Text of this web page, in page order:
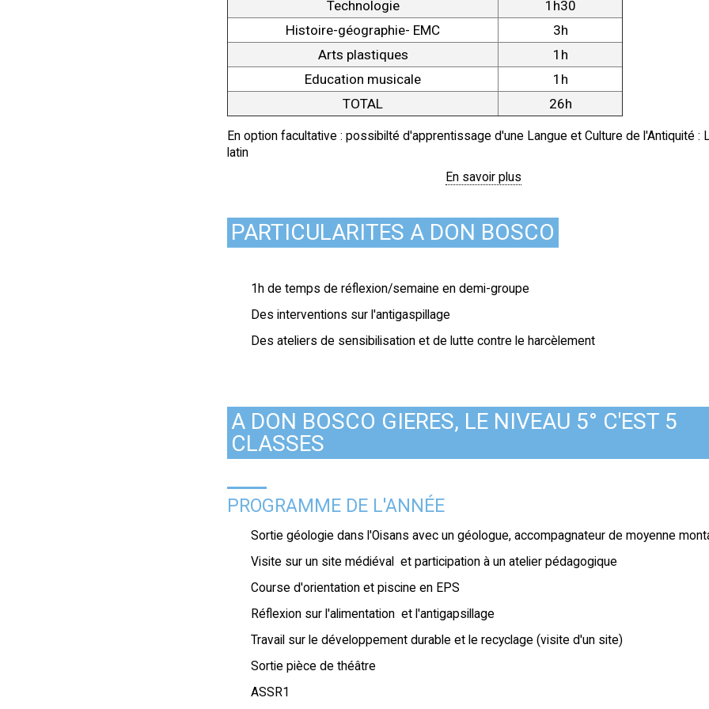
Technologie
1h30
Histoire-géographie- EMC
3h
Arts plastiques
1h
Education musicale
1h
TOTAL
26h
En option facultative : possibilté d'apprentissage d'une Langue et Culture de l'Antiquité :
latin
En savoir plus
PARTICULARITES A DON BOSCO
1h de temps de réflexion/semaine en demi-groupe
Des interventions sur l'antigaspillage
Des ateliers de sensibilisation et de lutte contre le harcèlement
A DON BOSCO GIERES, LE NIVEAU 5° C'EST 5
CLASSES
PROGRAMME DE L'ANNÉE
Sortie géologie dans l'Oisans avec un géologue, accompagnateur de moyenne
Visite sur un site médiéval et participation à un atelier pédagogique
Course d'orientation et piscine en EPS
Réflexion sur l'alimentation et l'antigapsillage
Travail sur le développement durable et le recyclage (visite d'un site)
Sortie pièce de théâtre
ASSR1